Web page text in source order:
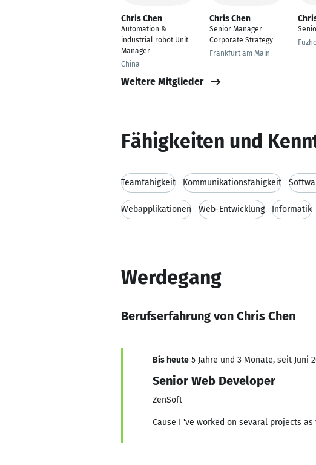
Chris Chen
Automation &
industrial robot Unit
Manager
China
Chris Chen
Senior Manager
Corporate Strategy
Frankfurt am Main
Weitere Mitglieder
Fähigkeiten und
Teamfähigkeit Kommunikationsfähigkeit
Webapplikationen Web-Entwicklung Informatik
Werdegang
Berufserfahrung von Chris Chen
Bis heute 5 Jahre und 3 Monate, seit Juni
Senior Web Developer
ZenSoft
Cause I 've worked on sevaral projects